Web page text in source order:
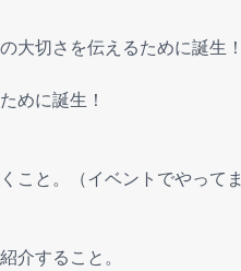
大切さを伝えるために誕生！
めに誕生！
こと。（イベントでやってま
介すること。